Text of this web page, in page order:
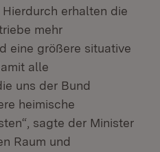
erhalten die
mehr
eine größere situative
alle
uns der Bund
heimische
sagte der Minister
Raum und